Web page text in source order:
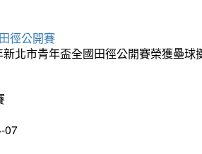
徑公開賽
北市青年盃全國田徑公開賽榮獲壘
07